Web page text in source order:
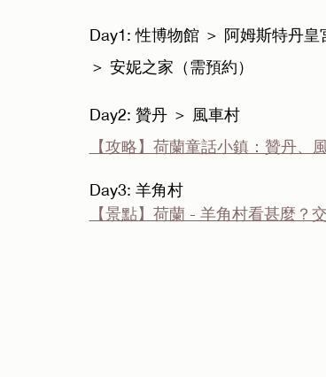
Day1: 性博物館 ＞ 阿姆斯特丹
＞ 安妮之家（需預約）
Day2: 贊丹 ＞ 風車村
【攻略】荷蘭童話小鎮：贊丹、
Day3: 羊角村
【景點】荷蘭 - 羊角村看甚麼？